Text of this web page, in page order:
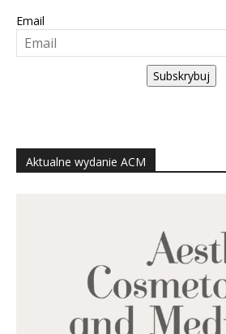
Email
Subskrybuj
Aktualne wydanie ACM